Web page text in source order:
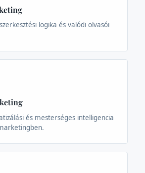
logika és valódi olvasói
és mesterséges intelligencia